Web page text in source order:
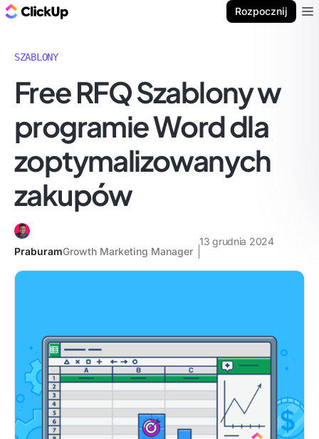
Rozpocznij
SZABLONY
Free RFQ Szablony w
programie Word dla
zoptymalizowanych
zakupów
PraburamGrowth Marketing Manager
13 grudnia 2024